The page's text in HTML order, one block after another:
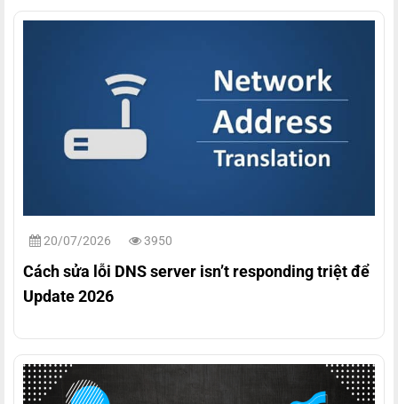
20/07/2026 3950
Cách sửa lỗi DNS server isn’t responding triệt để
Update 2026